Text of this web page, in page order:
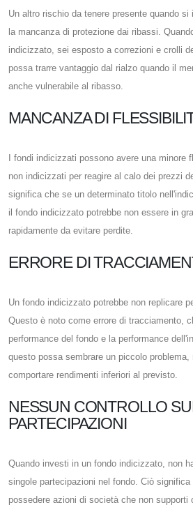
Un altro rischio da tenere presente quando
la mancanza di protezione dai ribassi.
indicizzato, sei esposto a correzioni e crolli
possa trarre vantaggio dal rialzo quando il
anche vulnerabile al ribasso.
MANCANZA DI
I fondi indicizzati possono avere una minore
non indicizzati per reagire al calo dei prezzi
significa che se un determinato titolo
il fondo indicizzato potrebbe non essere in
rapidamente da evitare perdite.
ERRORE DI
Un fondo indicizzato potrebbe non replicare
Questo è noto come errore di tracciamento,
performance del fondo e la performance
questo possa sembrare un piccolo
comportare rendimenti inferiori al previsto.
NESSUN CONTROLLO
PARTECIPAZIONI
Quando investi in un fondo indicizzato, non
singole partecipazioni nel fondo. Ciò
possedere azioni di società che non supporti